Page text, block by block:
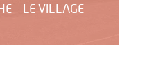
- LE VILLAGE